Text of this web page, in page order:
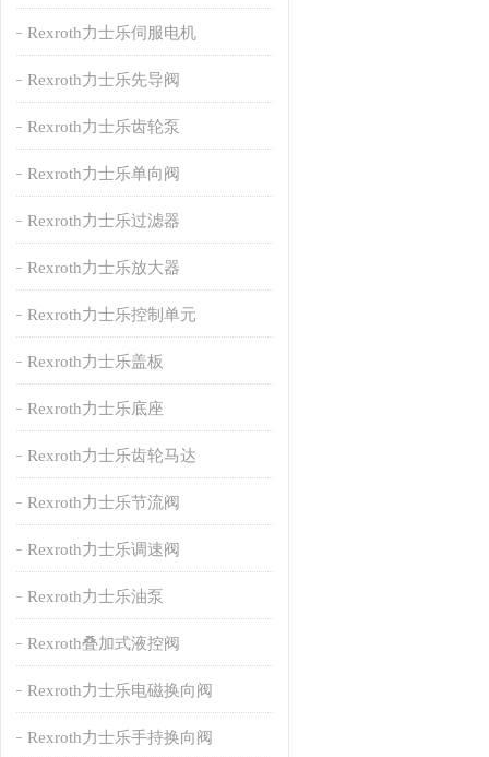
Rexroth力士乐伺服电机
Rexroth力士乐先导阀
Rexroth力士乐齿轮泵
Rexroth力士乐单向阀
Rexroth力士乐过滤器
Rexroth力士乐放大器
Rexroth力士乐控制单元
Rexroth力士乐盖板
Rexroth力士乐底座
Rexroth力士乐齿轮马达
Rexroth力士乐节流阀
Rexroth力士乐调速阀
Rexroth力士乐油泵
Rexroth叠加式液控阀
Rexroth力士乐电磁换向阀
Rexroth力士乐手持换向阀